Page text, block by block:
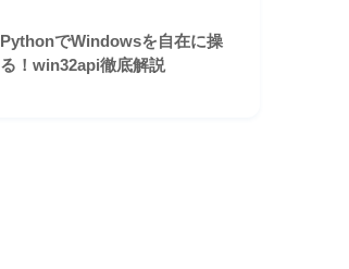
PythonでWindowsを自在に操
る！win32api徹底解説